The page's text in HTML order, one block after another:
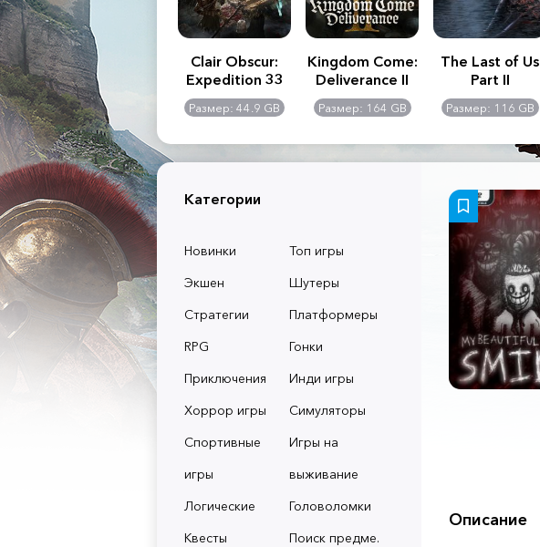
2:
-
GB
Assassin's Creed
Shadows
Размер: 117 GB
Clair Obscur:
Expedition 33
Размер: 44.9 GB
Kingdom Come:
Deliverance II
Размер: 164 GB
The Last of Us
Part II
Remastered
Размер: 116 GB
Категории
Новинки
Топ игры
Экшен
Шутеры
Стратегии
Платформеры
RPG
Гонки
Приключения
Инди игры
Хоррор игры
Симуляторы
Спортивные
игры
Игры на
выживание
Логические
Головоломки
Квесты
Поиск предме.
Описание